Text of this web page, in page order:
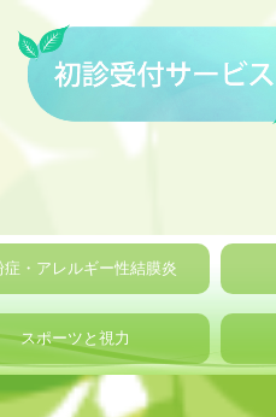
症・アレルギー性結膜炎
スポーツと視力